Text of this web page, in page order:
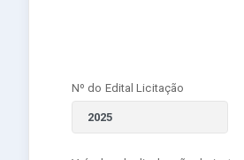
Nº do Edital Licitação